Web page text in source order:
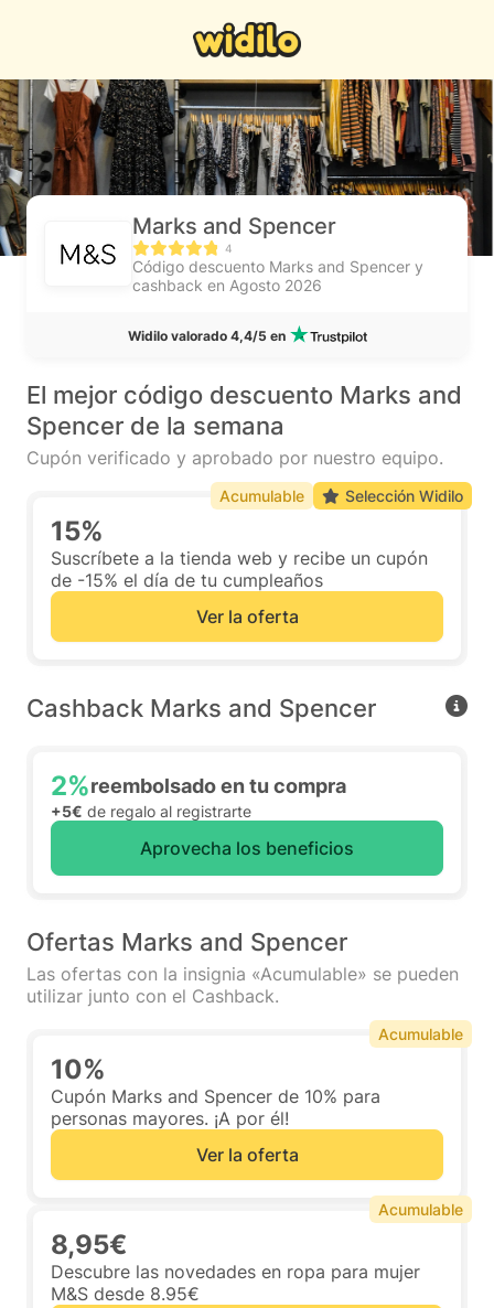
Marks and Spencer
4
Código descuento Marks and Spencer y
cashback en Agosto 2026
Widilo valorado 4,4/5 en
El mejor código descuento Marks and
Spencer de la semana
Cupón verificado y aprobado por nuestro equipo.
15%
Suscríbete a la tienda web y recibe un cupón
de -15% el día de tu cumpleaños
Ver la oferta
Acumulable Selección Widilo
Cashback Marks and Spencer
2%reembolsado en tu compra
+5€ de regalo al registrarte
Aprovecha los beneficios
Ofertas Marks and Spencer
Las ofertas con la insignia «Acumulable» se pueden
utilizar junto con el Cashback.
10%
Cupón Marks and Spencer de 10% para
personas mayores. ¡A por él!
Ver la oferta
Acumulable
8,95€
Descubre las novedades en ropa para mujer
M&S desde 8.95€
Acumulable